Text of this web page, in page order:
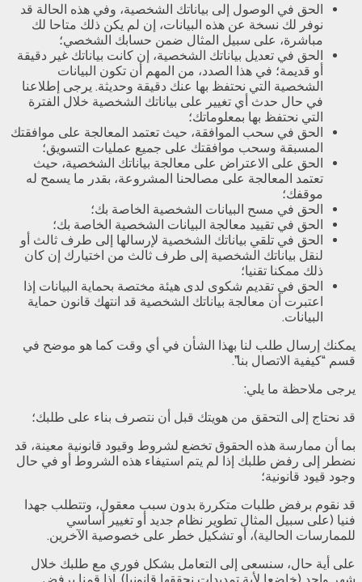
الحق في الوصول إلى بياناتك الشخصية، وفي هذه الحالة قد
نوفر لك نسخة عن هذه البيانات، إن لم يكن ذلك متاحا لك
مباشرة، على سبيل المثال ضمن حسابك الشخصي؛
الحق في تعديل بياناتك الشخصية، إن كانت بياناتك غير دقيقة
أو قديمة؛ في هذا الصدد، من المهم أن تكون البيانات
الشخصية التي نحتفظ بها عنك دقيقة وحديثة. يرجى إطلاعنا
في حال حدث أي تغيير على بياناتك الشخصية خلال الفترة
التي نحتفظ بها بمعلوماتك؛
الحق في سحب الموافقة، حيث تعتمد المعالجة على موافقتك
المسبقة وسحب موافقتك على جميع عمليات التسويق؛
الحق على الاعتراض على معالجة بياناتك الشخصية، حيث
تعتمد المعالجة على مصالحنا المشروعة، بقدر ما يسمح له
موقفك؛
الحق في مسح البيانات الشخصية الخاصة بك؛
الحق في تقييد معالجة البيانات الشخصية الخاصة بك؛
الحق في تلقي بياناتك الشخصية لإرسالها إلى طرف ثالث أو
لنقل بياناتك الشخصية إلى طرف ثالث من اختيارك إن كان
ذلك ممكنا تقنيا؛
الحق في تقديم شكوى لدى هيئة مختصة بحماية البيانات إذا
اعتبرت أن معالجة بياناتك الشخصية قد انتهك قانون حماية
البيانات.
يمكنك إرسال طلب لنا بهذا الشأن في أي وقت كما هو موضح في
قسم “كيفية الاتصال بنا”.
يرجى ملاحظة ما يلي:
قد نحتاج إلى التحقق من هويتك قبل أن نتصرف بناء على طلبك؛
بما أن ممارسة هذه الحقوق تخضع لشروط وقيود قانونية معينة، قد
نضطر إلى رفض طلبك إذا لم يتم استيفاء هذه الشروط أو في حال
وجود قيود قانونية؛
قد نقوم برفض طلبات متكررة بدون سبب معقول، وتتطلب جهدا
فنيا (على سبيل المثال تطوير نظام جديد أو تغيير أساسي
للممارسات الحالية)، أو تشكيل خطر على خصوصية الآخرين.
على أية حال، سنسعى إلى التعامل بشكل فوري مع طلبك خلال